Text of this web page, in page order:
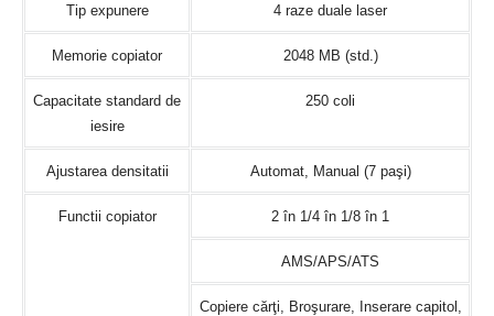
Tip expunere 4 raze duale laser
Memorie copiator 2048 MB (std.)
Capacitate standard de
iesire
250 coli
Ajustarea densitatii Automat, Manual (7 paşi)
Functii copiator 2 în 1/4 în 1/8 în 1
AMS/APS/ATS
Copiere cărţi, Broşurare, Inserare capitol,